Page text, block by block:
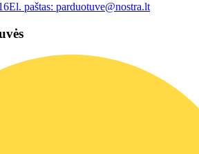
El. paštas: parduotuve@nostra.lt